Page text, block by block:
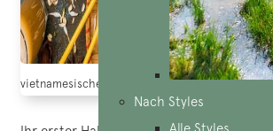
Nach Styles
vietnamesische Küche mit Pho zu beliebt